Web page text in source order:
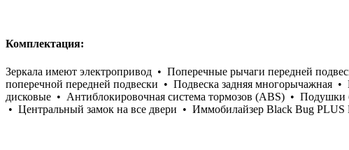
Комплектация:
Зеркала имеют электропривод • Поперечные рычаги передней
поперечной передней подвески • Подвеска задняя многорычажная
дисковые • Антиблокировочная система тормозов (ABS) •
• Центральный замок на все двери • Иммобилайзер Black Bug